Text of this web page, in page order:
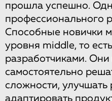
прошла успешно.
профессионального
Способные новички
уровня middle, то
разработчиками.
самостоятельно
сложности, улучшать
адаптировать